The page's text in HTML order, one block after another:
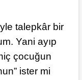
talepkâr bir
Yani ayıp
çocuğun
ister mi